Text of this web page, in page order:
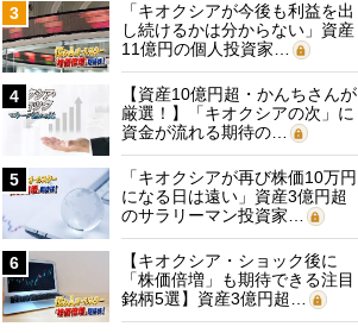
3
「キオクシアが今後も利益を出
し続けるかは分からない」資産
11億円の個人投資家…
4
【資産10億円超・かんちさんが
厳選！】「キオクシアの次」に
資金が流れる期待の…
5
「キオクシアが再び株価10万円
になる日は遠い」資産3億円超
のサラリーマン投資家…
6
【キオクシア・ショック後に
「株価倍増」も期待できる注目
銘柄5選】資産3億円超…